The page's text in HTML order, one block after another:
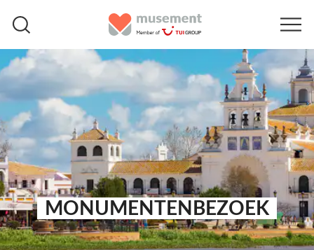
MONUMENTENBEZOEK